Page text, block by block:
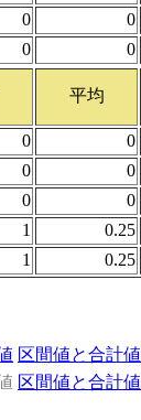
0 0
0 0
平均
0 0
0 0
0 0
1 0.25
1 0.25
区間値と合計値
区間値と合計値